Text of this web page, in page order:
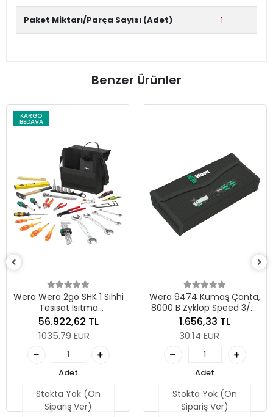
Paket Miktarı/Parça Sayısı (Adet) 1
Benzer Ürünler
KARGO
BEDAVA
Wera Wera 2go SHK 1 Sıhhi
Tesisat Isıtma
İklimlendirme Teknolojisi
Alet Seti
56.922,62 TL
1035.79 EUR
Adet
Stokta Yok (Ön
Sipariş Ver)
Wera 9474 Kumaş Çanta,
8000 B Zyklop Speed 3/8"
için, boş, 240 x 40 x 108
mm
1.656,33 TL
30.14 EUR
Adet
Stokta Yok (Ön
Sipariş Ver)